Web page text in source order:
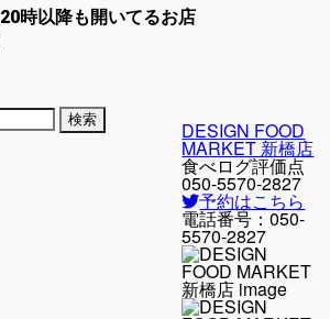
20時以降も開いてるお店
DESIGN FOOD
MARKET 新橋店
食べログ評価点
050-5570-2827
予約はこちら
電話番号：050-
5570-2827